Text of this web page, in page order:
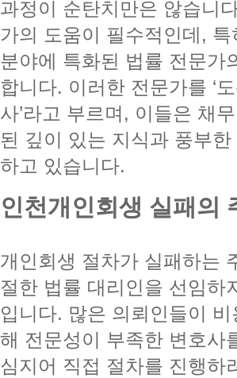
과정이 순탄치만은 않습니
가의 도움이 필수적인데, 특
분야에 특화된 법률 전문가
합니다. 이러한 전문가를 ‘
사’라고 부르며, 이들은 채
된 깊이 있는 지식과 풍부
하고 있습니다.
인천개인회생 실패의
개인회생 절차가 실패하는
절한 법률 대리인을 선임하
입니다. 많은 의뢰인들이 비
해 전문성이 부족한 변호사
심지어 직접 절차를 진행하